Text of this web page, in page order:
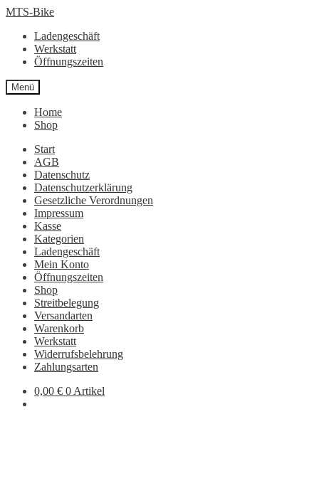
Zur
springen
Zum
springen
MTS-Bike
Ladengeschäft
Werkstatt
Öffnungszeiten
Menü
Home
Shop
Start
AGB
Datenschutz
Datenschutzerklärung
Gesetzliche Verordnungen
Impressum
Kasse
Kategorien
Ladengeschäft
Mein Konto
Öffnungszeiten
Shop
Streitbelegung
Versandarten
Warenkorb
Werkstatt
Widerrufsbelehrung
Zahlungsarten
0,00 € 0 Artikel